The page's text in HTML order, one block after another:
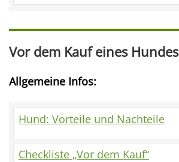
Vor dem Kauf eines Hundes
Allgemeine Infos:
Hund: Vorteile und Nachteile
Checkliste „Vor dem Kauf“